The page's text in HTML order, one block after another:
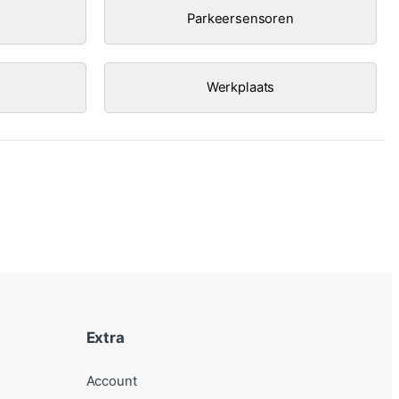
Parkeersensoren
Werkplaats
Extra
Account